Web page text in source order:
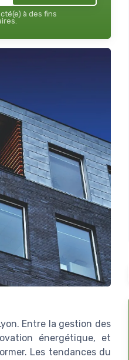
à des fins
Entre la gestion des
énergétique, et
Les tendances du